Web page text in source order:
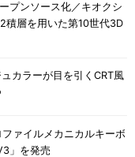
プンソース化／キオクシ
積層を用いた第10世代3D
カラーが目を引くCRT風
ァイルメカニカルキーボ
」を発売